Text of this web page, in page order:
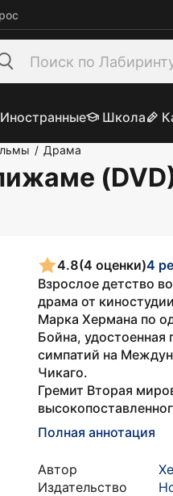
Иностранные Школа
/ Драма
4.8(4 оценки)4
Взрослое детство
драма от
Марка Хермана по
Бойна, удостоенная
симпатий на
Чикаго.
Гремит Вторая
Полная аннотация
Автор
Издательство